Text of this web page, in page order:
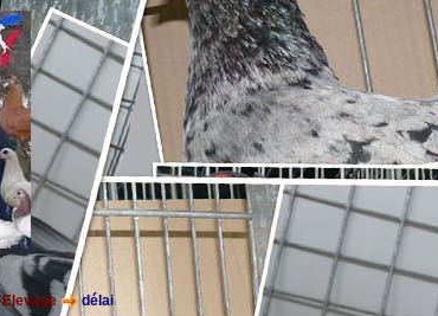
Elevage délai